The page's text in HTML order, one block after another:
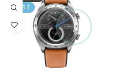
KIEMELT